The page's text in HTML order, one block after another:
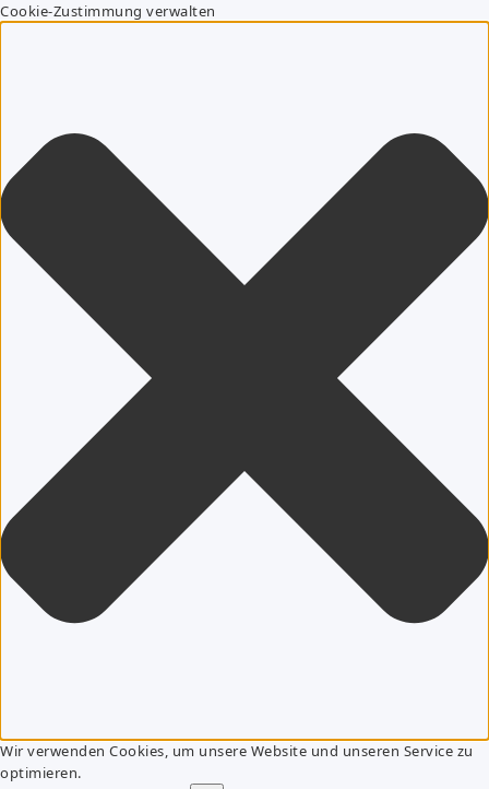
Cookie-Zustimmung verwalten
Wir verwenden Cookies, um unsere Website und unseren Service zu
optimieren.